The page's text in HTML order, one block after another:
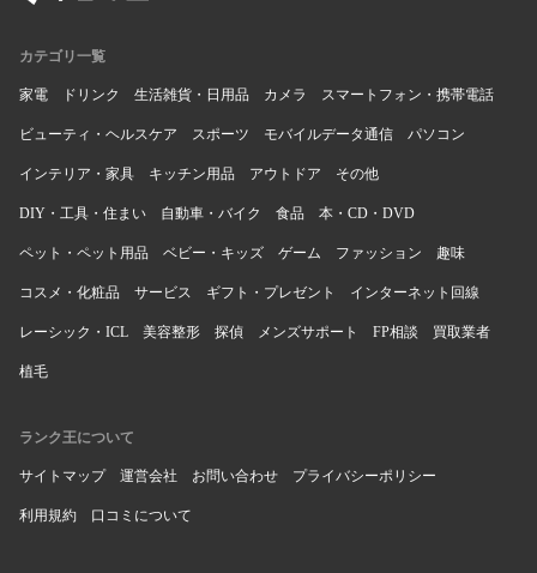
カテゴリ一覧
家電 ドリンク 生活雑貨・日用品 カメラ スマートフォン・携帯電話
ビューティ・ヘルスケア スポーツ モバイルデータ通信 パソコン
インテリア・家具 キッチン用品 アウトドア その他
DIY・工具・住まい 自動車・バイク 食品 本・CD・DVD
ペット・ペット用品 ベビー・キッズ ゲーム ファッション 趣味
コスメ・化粧品 サービス ギフト・プレゼント インターネット回線
レーシック・ICL 美容整形 探偵 メンズサポート FP相談 買取業者
植毛
ランク王について
サイトマップ 運営会社 お問い合わせ プライバシーポリシー
利用規約 口コミについて